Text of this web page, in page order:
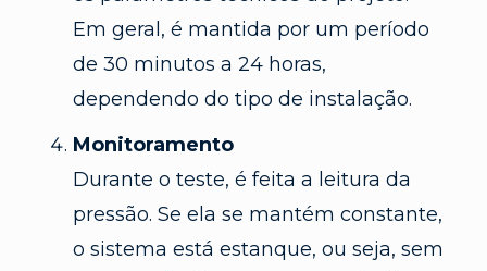
Em geral, é mantida por um período
de 30 minutos a 24 horas,
dependendo do tipo de instalação.
Monitoramento
Durante o teste, é feita a leitura da
pressão. Se ela se mantém constante,
o sistema está estanque, ou seja, sem